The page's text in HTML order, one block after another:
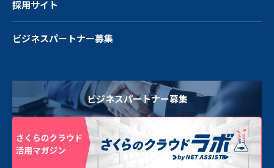
採用サイト
ビジネスパートナー募集
ビジネスパートナー募集